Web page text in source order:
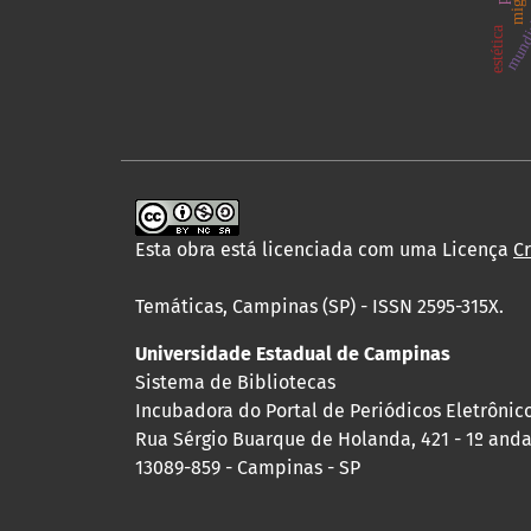
estética
Esta obra está licenciada com uma Licença
Temáticas, Campinas (SP) - ISSN 2595-315X.
Universidade Estadual de Campinas
Sistema de Bibliotecas
Incubadora do Portal de Periódicos
Rua Sérgio Buarque de Holanda, 421 - 1º
13089-859 - Campinas - SP